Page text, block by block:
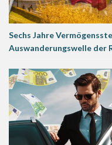
Sechs Jahre
Auswanderungswelle der